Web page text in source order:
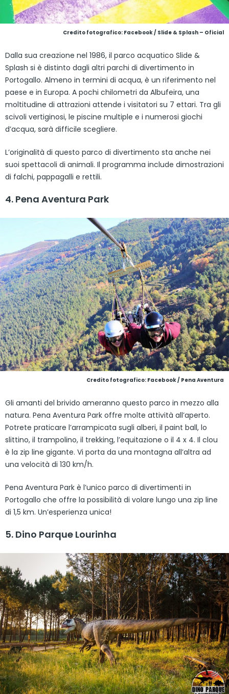
Credito fotografico: Facebook / Slide & Splash – Oficial
Dalla sua creazione nel 1986, il parco acquatico Slide &
Splash si è distinto dagli altri parchi di divertimento in
Portogallo. Almeno in termini di acqua, è un riferimento nel
paese e in Europa. A pochi chilometri da Albufeira, una
moltitudine di attrazioni attende i visitatori su 7 ettari. Tra gli
scivoli vertiginosi, le piscine multiple e i numerosi giochi
d’acqua, sarà difficile scegliere.
L’originalità di questo parco di divertimento sta anche nei
suoi spettacoli di animali. Il programma include dimostrazioni
di falchi, pappagalli e rettili.
4. Pena Aventura Park
Credito fotografico: Facebook / Pena Aventura
Gli amanti del brivido ameranno questo parco in mezzo alla
natura. Pena Aventura Park offre molte attività all’aperto.
Potrete praticare l’arrampicata sugli alberi, il paint ball, lo
slittino, il trampolino, il trekking, l’equitazione o il 4 x 4. Il clou
è la zip line gigante. Vi porta da una montagna all’altra ad
una velocità di 130 km/h.
Pena Aventura Park è l’unico parco di divertimenti in
Portogallo che offre la possibilità di volare lungo una zip line
di 1,5 km. Un’esperienza unica!
5. Dino Parque Lourinha